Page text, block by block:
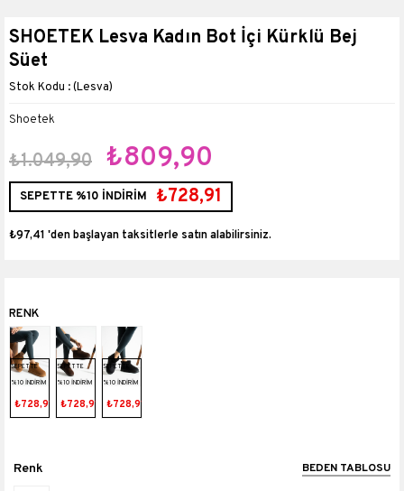
SHOETEK Lesva Kadın Bot İçi Kürklü Bej
Süet
(Lesva)
Shoetek
₺1.049,90 ₺809,90
SEPETTE %10 İNDİRİM ₺728,91
₺97,41 'den başlayan taksitlerle
SEPETTE
%10 İNDİRİM
₺728,91
SEPETTE
%10 İNDİRİM
₺728,91
SEPETTE
%10 İNDİRİM
₺728,91
Renk BEDEN TABLOSU